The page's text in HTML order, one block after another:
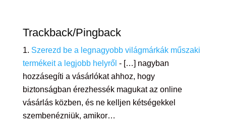
Trackback/Pingback
Szerezd be a legnagyobb világmárkák műszaki
termékeit a legjobb helyről - […] nagyban
hozzásegíti a vásárlókat ahhoz, hogy
biztonságban érezhessék magukat az online
vásárlás közben, és ne kelljen kétségekkel
szembenézniük, amikor…